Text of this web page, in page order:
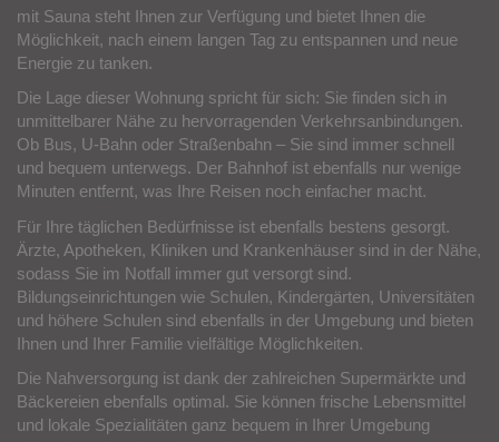
Doch das ist noch nicht alles – ein exklusiver Wellnessbereich
mit Sauna steht Ihnen zur Verfügung und bietet Ihnen die
Möglichkeit, nach einem langen Tag zu entspannen und neue
Energie zu tanken.
Die Lage dieser Wohnung spricht für sich: Sie finden sich in
unmittelbarer Nähe zu hervorragenden Verkehrsanbindungen.
Ob Bus, U-Bahn oder Straßenbahn – Sie sind immer schnell
und bequem unterwegs. Der Bahnhof ist ebenfalls nur wenige
Minuten entfernt, was Ihre Reisen noch einfacher macht.
Für Ihre täglichen Bedürfnisse ist ebenfalls bestens gesorgt.
Ärzte, Apotheken, Kliniken und Krankenhäuser sind in der Nähe,
sodass Sie im Notfall immer gut versorgt sind.
Bildungseinrichtungen wie Schulen, Kindergärten, Universitäten
und höhere Schulen sind ebenfalls in der Umgebung und bieten
Ihnen und Ihrer Familie vielfältige Möglichkeiten.
Die Nahversorgung ist dank der zahlreichen Supermärkte und
Bäckereien ebenfalls optimal. Sie können frische Lebensmittel